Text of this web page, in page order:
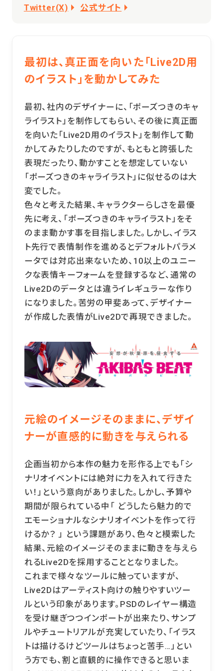
Twitter(X)
公式サイト
最初は、真正面を向いた「Live2D用
のイラスト」を動かしてみた
最初、社内のデザイナーに、「ポーズつきのキャ
ライラスト」を制作してもらい、その後に真正面
を向いた「Live2D用のイラスト」を制作して動
かしてみたりしたのですが、もともと誇張した
表現だったり、動かすことを想定していない
「ポーズつきのキャライラスト」に似せるのは大
変でした。
色々と考えた結果、キャラクターらしさを最優
先に考え、「ポーズつきのキャライラスト」をそ
のまま動かす事を目指しました。しかし、イラス
ト先行で表情制作を進めるとデフォルトパラメ
ータでは対応出来ないため、10以上のユニー
クな表情キーフォームを登録するなど、通常の
Live2Dのデータとは違うイレギュラーな作り
になりました。苦労の甲斐あって、デザイナー
が作成した表情がLive2Dで再現できました。
元絵のイメージそのままに、デザイ
ナーが直感的に動きを与えられる
企画当初から本作の魅力を形作る上でも「シ
ナリオイベントには絶対に力を入れて行きた
い！」という意向がありました。しかし、予算や
期間が限られている中「 どうしたら魅力的で
エモーショナルなシナリオイベントを作って行
けるか？ 」 という課題があり、色々と模索した
結果、元絵のイメージそのままに動きを与えら
れるLive2Dを採用することとなりました。
これまで様々なツールに触っていますが、
Live2Dはアーティスト向けの触りやすいツー
ルという印象があります。PSDのレイヤー構造
を受け継ぎつつインポートが出来たり、サンプ
ルやチュートリアルが充実していたり、「イラス
トは描けるけどツールはちょっと苦手…」とい
う方でも、割と直観的に操作できると思いま